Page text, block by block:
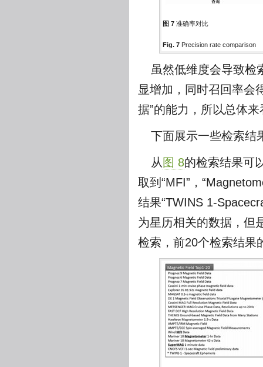
图 7 准确率对比
Fig. 7 Precision rate comparison
虽然低维度会导致检
显增加，同时召回率会
据”的能力，所以总体
下面展示一些检索结
从 图 8的检索结果可
取到“MFI”，
结果“TWINS 1-
为星历相关的数据，但
检索，前20个检索结果